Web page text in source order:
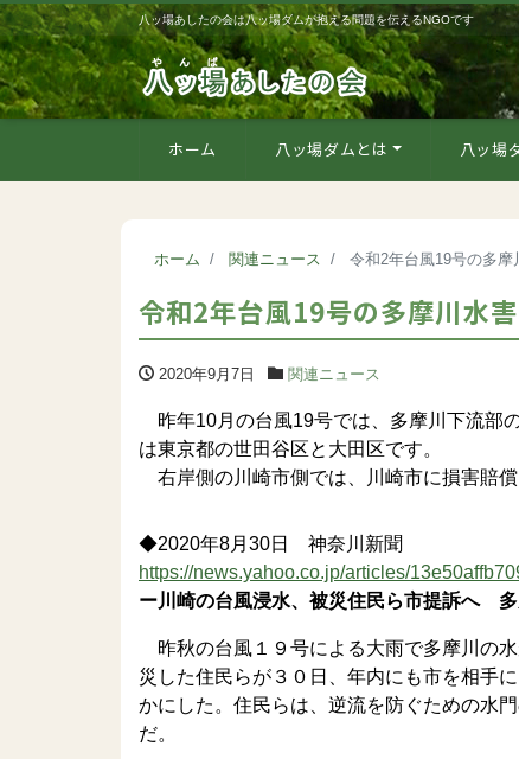
八ッ場あしたの会は八ッ場ダムが抱える問題を伝えるNGOです
ホーム 八ッ場ダムとは 八ッ場
ホーム 関連ニュース 令和2年台風19号の多
令和2年台風19号の多摩川水
2020年9月7日 関連ニュース
昨年10月の台風19号では、多摩川下流部
は東京都の世田谷区と大田区です。
右岸側の川崎市側では、川崎市に損害賠
◆2020年8月30日 神奈川新聞
https://news.yahoo.co.jp/articles/
ー川崎の台風浸水、被災住民ら市提訴へ
昨秋の台風１９号による大雨で多摩川の
災した住民らが３０日、年内にも市を相手
かにした。住民らは、逆流を防ぐための水
だ。